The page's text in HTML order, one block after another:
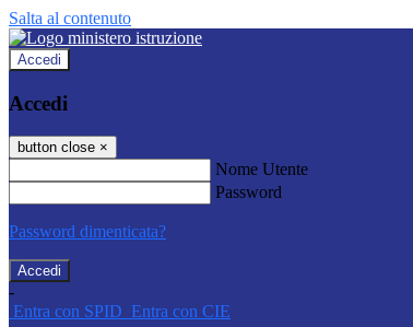
Salta al contenuto
Accedi
Accedi
button close ×
Nome Utente
Password
Password dimenticata?
-
Entra con SPID Entra con CIE